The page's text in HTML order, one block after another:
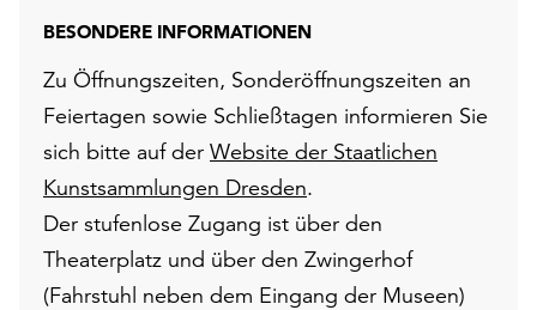
BESONDERE INFORMATIONEN
Zu Öffnungszeiten, Sonderöffnungszeiten an
Feiertagen sowie Schließtagen informieren Sie
sich bitte auf der Website der Staatlichen
Kunstsammlungen Dresden.
Der stufenlose Zugang ist über den
Theaterplatz und über den Zwingerhof
(Fahrstuhl neben dem Eingang der Museen)